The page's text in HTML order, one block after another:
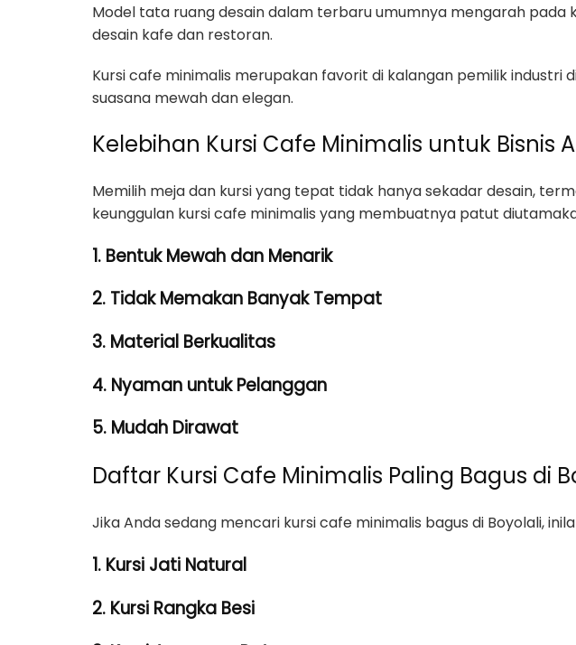
Model tata ruang desain dalam terbaru umumnya mengarah pada
desain kafe dan restoran.
Kursi cafe minimalis merupakan favorit di kalangan pemilik
suasana mewah dan elegan.
Kelebihan Kursi Cafe Minimalis untuk Bisnis
Memilih meja dan kursi yang tepat tidak hanya sekadar desain,
keunggulan kursi cafe minimalis yang membuatnya patut
1. Bentuk Mewah dan Menarik
2. Tidak Memakan Banyak Tempat
3. Material Berkualitas
4. Nyaman untuk Pelanggan
5. Mudah Dirawat
Daftar Kursi Cafe Minimalis Paling Bagus di
Jika Anda sedang mencari kursi cafe minimalis bagus di Boyolali,
1. Kursi Jati Natural
2. Kursi Rangka Besi